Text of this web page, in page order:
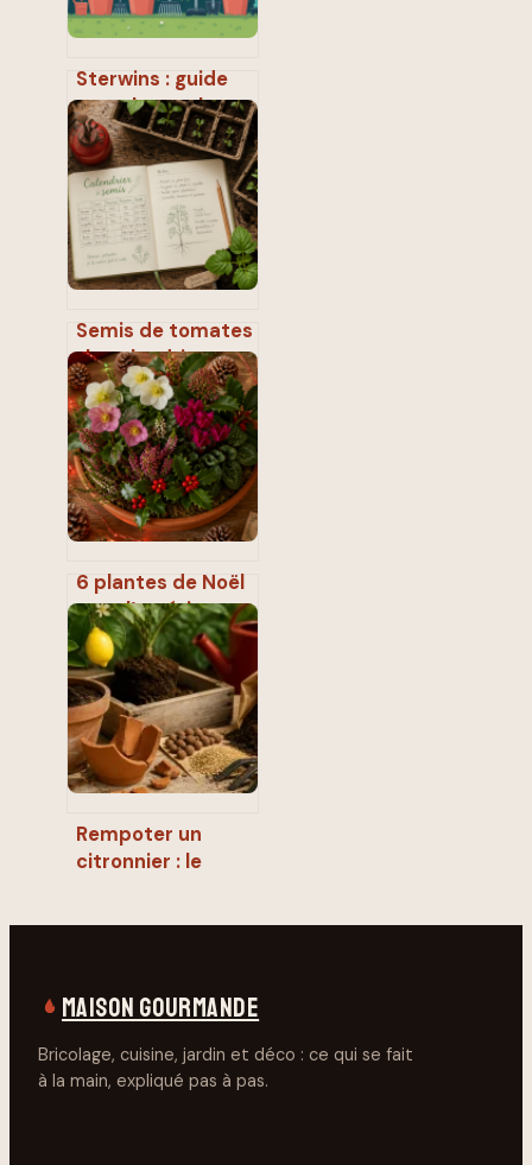
Sterwins : guide
complet sur la
marque et ses
outils de jardin
Semis de tomates
: le calendrier
précis et les 3
conditions pour
réussir vos plants
6 plantes de Noël
pour l’extérieur :
créez un jardin
fleuri malgré le gel
Rempoter un
citronnier : le
MAISON GOURMANDE
Bricolage, cuisine, jardin et déco : ce qui se fait
à la main, expliqué pas à pas.